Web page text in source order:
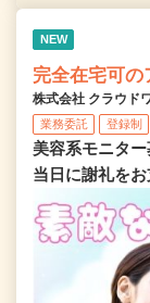
NEW
完全在宅可の
株式会社 クラウド
業務委託 登録制
美容系モニタ
当日に謝礼を